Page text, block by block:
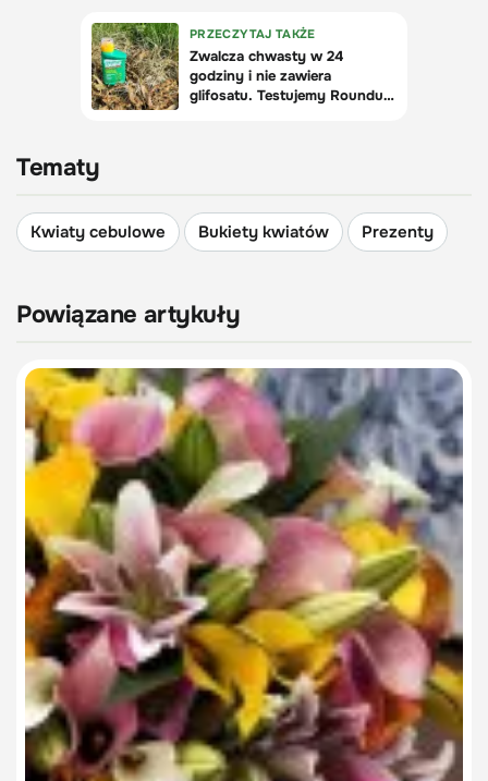
Tematy
Kwiaty cebulowe Bukiety kwiatów Prezenty
Powiązane artykuły